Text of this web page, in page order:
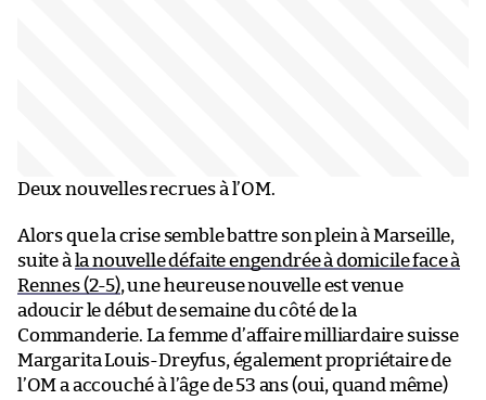
Deux nouvelles recrues à l’OM.
Alors que la crise semble battre son plein à Marseille,
suite à la nouvelle défaite engendrée à domicile face à
Rennes (2-5), une heureuse nouvelle est venue
adoucir le début de semaine du côté de la
Commanderie. La femme d’affaire milliardaire suisse
Margarita Louis-Dreyfus, également propriétaire de
l’OM a accouché à l’âge de 53 ans (oui, quand même)